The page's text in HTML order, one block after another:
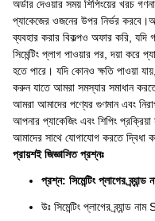
অর্ডার দেওয়ার সময় শিপিংয়ের খরচ
প্যাকেজের ওজনের উপর নির্ভর
ব্যবহার করার বিকল্পও অফার করি, যদি
সিমেন্টিং প্লাগ পাওয়ার পর, দয়া করে
হতে পারে। যদি কোনও ক্ষতি পাওয়া
করুন যাতে আমরা সমস্যার সমাধান
আমরা আমাদের পণ্যের গুণমান এবং
আপনার প্যাকেজিং এবং শিপিং
আমাদের সাথে যোগাযোগ করতে দ্বিধা
প্রায়শই জিজ্ঞাসিত প্রশ্নঃ
প্রশ্ন: সিমেন্টিং প্লাগের ব্র্যান্ড
উঃ সিমেন্টিং প্লাগের ব্র্যান্ড